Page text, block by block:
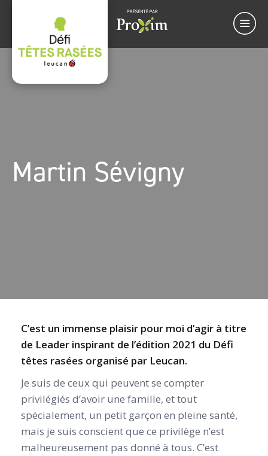
Martin Sévigny
C’est un immense plaisir pour moi d’agir à titre
de Leader inspirant de l’édition 2021 du Défi
têtes rasées organisé par Leucan.
Je suis de ceux qui peuvent se compter
privilégiés d’avoir une famille, et tout
spécialement, un petit garçon en pleine santé,
mais je suis conscient que ce privilège n’est
malheureusement pas donné à tous. C’est